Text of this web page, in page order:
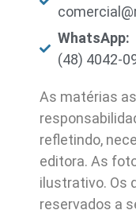
WhatsApp:
(48) 4042-
As matérias
refletindo,
editora. As
ilustrativo. Os
reservados a